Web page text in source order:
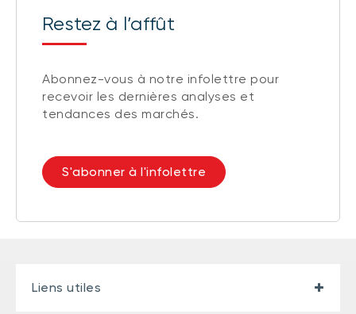
Restez à l’affût
Abonnez-vous à notre infolettre pour
recevoir les dernières analyses et
tendances des marchés.
S'abonner à l'infolettre
Liens utiles